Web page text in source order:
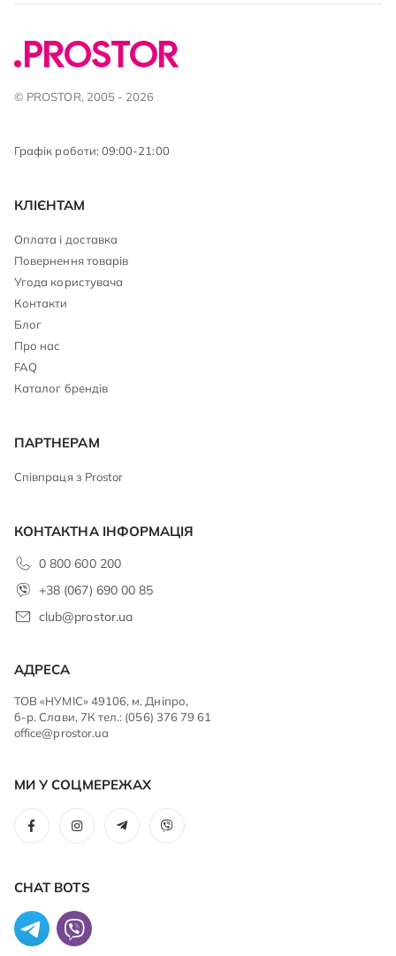
© PROSTOR, 2005 - 2026
Графік роботи: 09:00-21:00
КЛІЄНТАМ
Оплата і доставка
Повернення товарів
Угода користувача
Контакти
Блог
Про нас
FAQ
Каталог брендів
ПАРТНЕРАМ
Співпраця з Prostor
КОНТАКТНА ІНФОРМАЦІЯ
0 800 600 200
+38 (067) 690 00 85
club@prostor.ua
АДРЕСА
ТОВ «НУМІС» 49106, м. Дніпро,
б-р. Слави, 7К тел.: (056) 376 79 61
office@prostor.ua
МИ У СОЦМЕРЕЖАХ
CHAT BOTS